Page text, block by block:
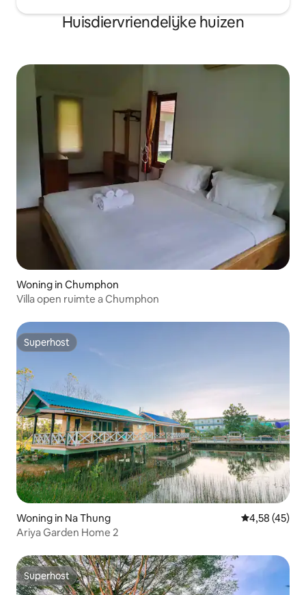
Huisdiervriendelijke huizen
Woning in Chumphon
Villa open ruimte a Chumphon
Superhost
Superhost
Woning in Na Thung Gemiddelde
4,58 (45)
Ariya Garden Home 2
Superhost
Superhost